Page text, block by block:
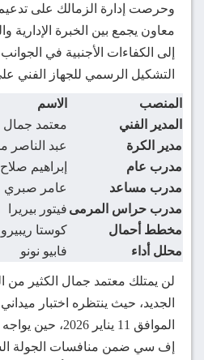
وحرصت إدارة الزمالك على
معاون يجمع بين الخبرة الإدارية
إلى الكفاءات الأجنبية في الجوانب
التشكيل الرسمي للجهاز الفني
المنصب
الاسم
المدير الفني
معتمد جمال
مدير الكرة
عبد الناصر
مدرب عام
إبراهيم صلاح
مدرب مساعد
عامر صبري
مدرب حراس المرمى فيتور بيريرا
مخطط أحمال
كوستا ريبيرو
محلل أداء
فابيو نونو
لن يمتلك معتمد جمال الكثير من
الجديد، حيث ينتظره اختبار
الموافق 11 يناير 2026 ، حين
إف سي ضمن منافسات الجولة